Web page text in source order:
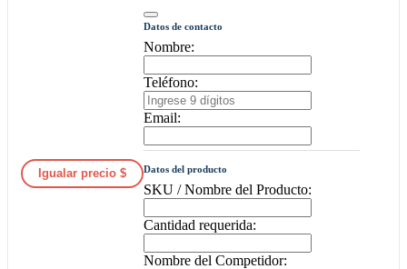
Igualar precio $
Datos de contacto
Nombre:
Teléfono:
Email:
Datos del producto
SKU / Nombre del Producto:
Cantidad requerida:
Nombre del Competidor: